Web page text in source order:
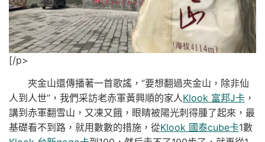
[/p>
夾金山還傳播著一首歌謠，“要想翻過夾金山，除非仙
人到人世”，我們采訪老赤軍黃興順的家人Klook 富邦J卡 ，
講到赤軍翻雪山，又凍又餓，眼睛被陽光刺得腫了起來，最
基礎看不到路，就用數數的措施，從Klook 國泰cube卡1數